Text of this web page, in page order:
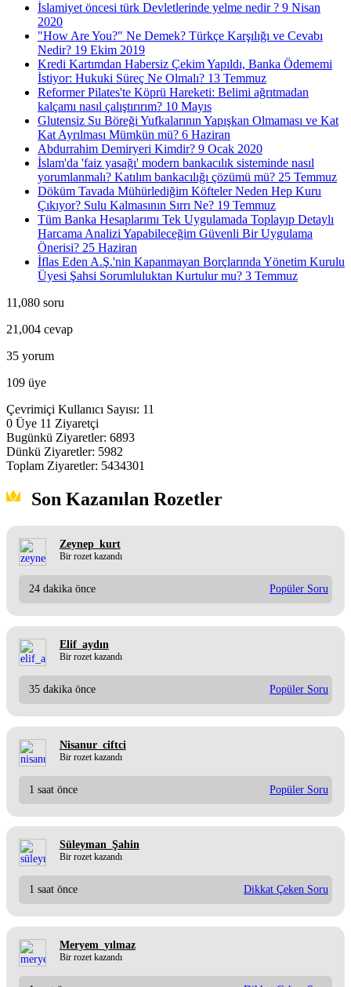
İslamiyet öncesi türk Devletlerinde yelme nedir ? 9 Nisan
2020
"How Are You?" Ne Demek? Türkçe Karşılığı ve Cevabı
Nedir? 19 Ekim 2019
Kredi Kartımdan Habersiz Çekim Yapıldı, Banka Ödememi
İstiyor: Hukuki Süreç Ne Olmalı? 13 Temmuz
Reformer Pilates'te Köprü Hareketi: Belimi ağrıtmadan
kalçamı nasıl çalıştırırım? 10 Mayıs
Glutensiz Su Böreği Yufkalarının Yapışkan Olmaması ve Kat
Kat Ayrılması Mümkün mü? 6 Haziran
Abdurrahim Demiryeri Kimdir? 9 Ocak 2020
İslam'da 'faiz yasağı' modern bankacılık sisteminde nasıl
yorumlanmalı? Katılım bankacılığı çözümü mü? 25 Temmuz
Döküm Tavada Mühürlediğim Köfteler Neden Hep Kuru
Çıkıyor? Sulu Kalmasının Sırrı Ne? 19 Temmuz
Tüm Banka Hesaplarımı Tek Uygulamada Toplayıp Detaylı
Harcama Analizi Yapabileceğim Güvenli Bir Uygulama
Önerisi? 25 Haziran
İflas Eden A.Ş.'nin Kapanmayan Borçlarında Yönetim Kurulu
Üyesi Şahsi Sorumluluktan Kurtulur mu? 3 Temmuz
11,080 soru
21,004 cevap
35 yorum
109 üye
Çevrimiçi Kullanıcı Sayısı: 11
0 Üye 11 Ziyaretçi
Bugünkü Ziyaretler: 6893
Dünkü Ziyaretler: 5982
Toplam Ziyaretler: 5434301
Son Kazanılan Rozetler
Zeynep_kurt
Bir rozet kazandı
24 dakika önce Popüler Soru
Elif_aydın
Bir rozet kazandı
35 dakika önce Popüler Soru
Nisanur_ciftci
Bir rozet kazandı
1 saat önce Popüler Soru
Süleyman_Şahin
Bir rozet kazandı
1 saat önce Dikkat Çeken Soru
Meryem_yılmaz
Bir rozet kazandı